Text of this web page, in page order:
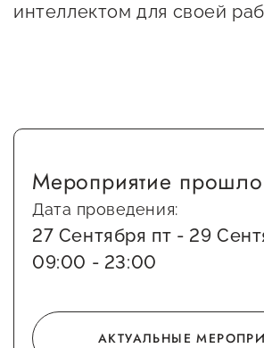
Конкурсы для
Сервисы для бизнеса
О фонде
Органы управления и
интеллектом для своей
Мероприятие прошло
Дата проведения:
27 Сентября пт - 29
09:00 - 23:00
АКТУАЛЬНЫЕ